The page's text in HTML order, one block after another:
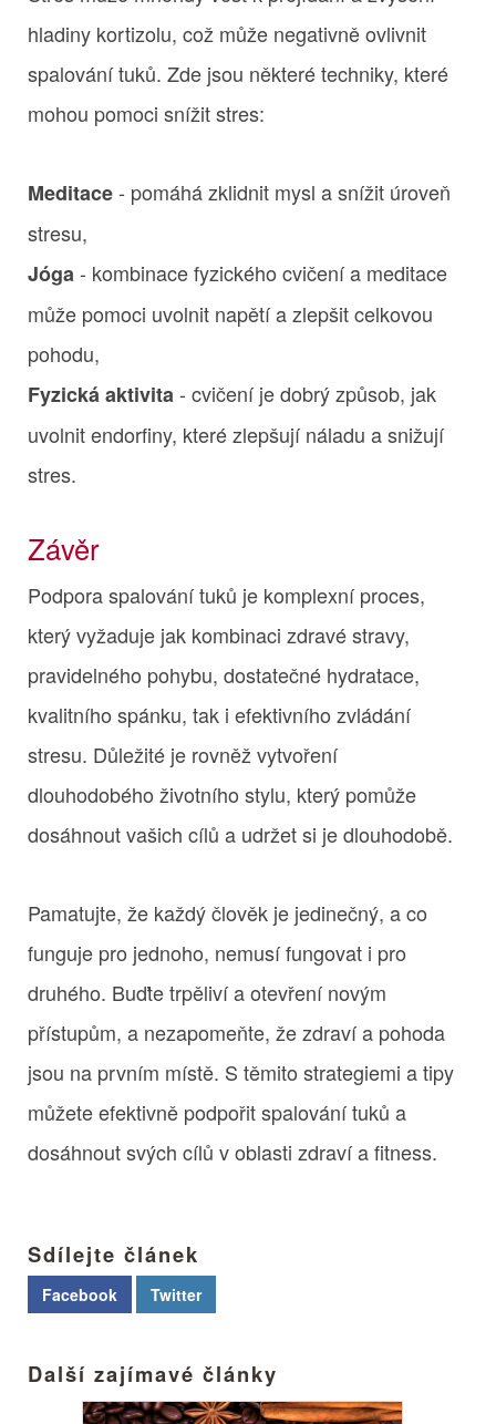
hladiny kortizolu, což může negativně ovlivnit
spalování tuků. Zde jsou některé techniky, které
mohou pomoci snížit stres:
Meditace- pomáhá zklidnit mysl a snížit úroveň
stresu,
Jóga- kombinace fyzického cvičení a meditace
může pomoci uvolnit napětí a zlepšit celkovou
pohodu,
Fyzická aktivita- cvičení je dobrý způsob, jak
uvolnit endorfiny, které zlepšují náladu a snižují
stres.
Závěr
Podpora spalování tuků je komplexní proces,
který vyžaduje jak kombinaci zdravé stravy,
pravidelného pohybu, dostatečné hydratace,
kvalitního spánku, tak i efektivního zvládání
stresu. Důležité je rovněž vytvoření
dlouhodobého životního stylu, který pomůže
dosáhnout vašich cílů a udržet si je dlouhodobě.
Pamatujte, že každý člověk je jedinečný, a co
funguje pro jednoho, nemusí fungovat i pro
druhého. Buďte trpěliví a otevření novým
přístupům, a nezapomeňte, že zdraví a pohoda
jsou na prvním místě. S těmito strategiemi a tipy
můžete efektivně podpořit spalování tuků a
dosáhnout svých cílů v oblasti zdraví a fitness.
Sdílejte článek
Facebook Twitter
Další zajímavé články